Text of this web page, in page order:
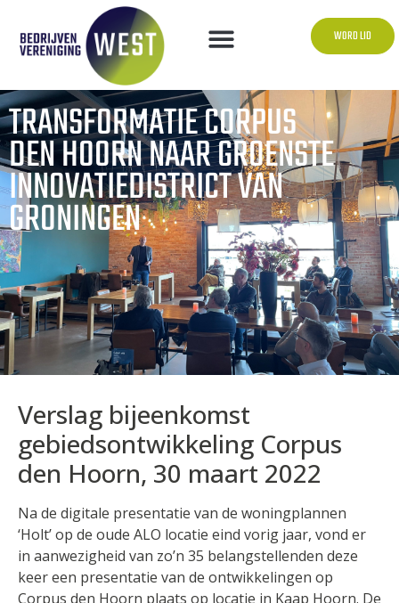
WORD LID
TRANSFORMATIE CORPUS
DEN HOORN NAAR GROENSTE
INNOVATIEDISTRICT VAN
GRONINGEN
Verslag bijeenkomst
gebiedsontwikkeling Corpus
den Hoorn, 30 maart 2022
Na de digitale presentatie van de woningplannen
‘Holt’ op de oude ALO locatie eind vorig jaar, vond er
in aanwezigheid van zo’n 35 belangstellenden deze
keer een presentatie van de ontwikkelingen op
Corpus den Hoorn plaats op locatie in Kaap Hoorn. De